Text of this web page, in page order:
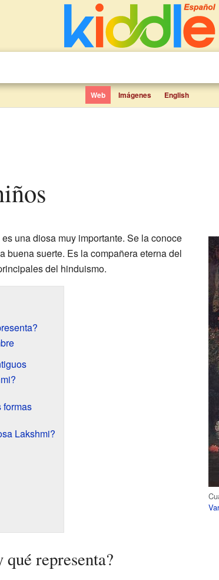
Web Imágenes English
es una diosa muy importante. Se la conoce
buena suerte. Es la compañera eterna del
del hinduismo.
formas
Lakshmi?
representa?